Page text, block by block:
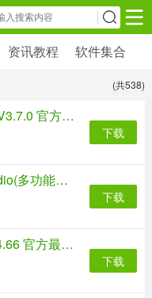
资讯教程
资讯教程 软件集合
(共538)
星三好图形化编程软件 V3.7.0 官方最新版
下载
Embarcadero RAD Studio(多功能应用程序开发工具) 12
下载
关方ROS脚本生成器 V4.66 官方最新版
下载